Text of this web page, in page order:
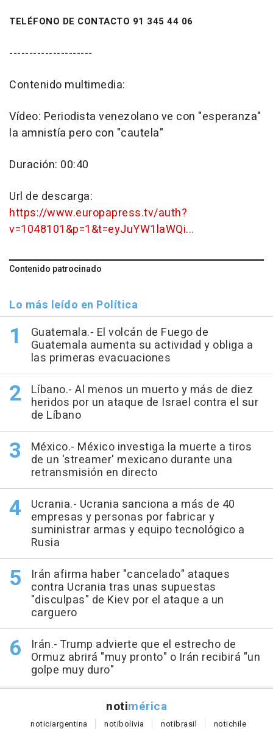
TELÉFONO DE CONTACTO 91 345 44 06
---------------------
Contenido multimedia:
Vídeo: Periodista venezolano ve con "esperanza"
la amnistía pero con "cautela"
Duración: 00:40
Url de descarga:
https://www.europapress.tv/auth?
v=1048101&p=1&t=eyJuYW1laWQi...
Contenido patrocinado
Lo más leído en Política
Guatemala.- El volcán de Fuego de
Guatemala aumenta su actividad y obliga a
las primeras evacuaciones
Líbano.- Al menos un muerto y más de diez
heridos por un ataque de Israel contra el sur
de Líbano
México.- México investiga la muerte a tiros
de un 'streamer' mexicano durante una
retransmisión en directo
Ucrania.- Ucrania sanciona a más de 40
empresas y personas por fabricar y
suministrar armas y equipo tecnológico a
Rusia
Irán afirma haber "cancelado" ataques
contra Ucrania tras unas supuestas
"disculpas" de Kiev por el ataque a un
carguero
Irán.- Trump advierte que el estrecho de
Ormuz abrirá "muy pronto" o Irán recibirá "un
golpe muy duro"
notimérica
noticiargentina notibolivia notibrasil notichile